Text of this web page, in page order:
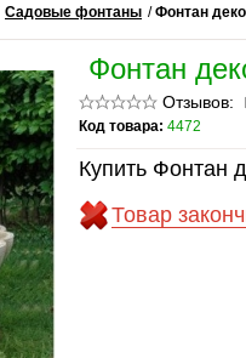
Садовые фонтаны /Фонтан
Фонтан
Отзывов:
Код товара: 4472
Купить Фонтан
Товар